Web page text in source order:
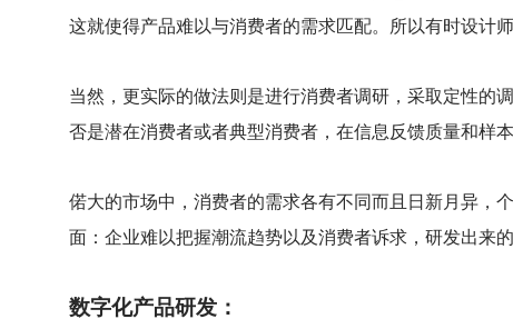
这就使得产品难以与消费者的需求匹配。所以有时设计
当然，更实际的做法则是进行消费者调研，采取定性的
否是潜在消费者或者典型消费者，在信息反馈质量和样
偌大的市场中，消费者的需求各有不同而且日新月异，
面：企业难以把握潮流趋势以及消费者诉求，研发出来
数字化产品研发：